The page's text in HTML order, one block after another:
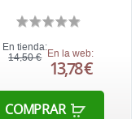
En tienda:
14,50 €
En la web:
13,78 €
COMPRAR